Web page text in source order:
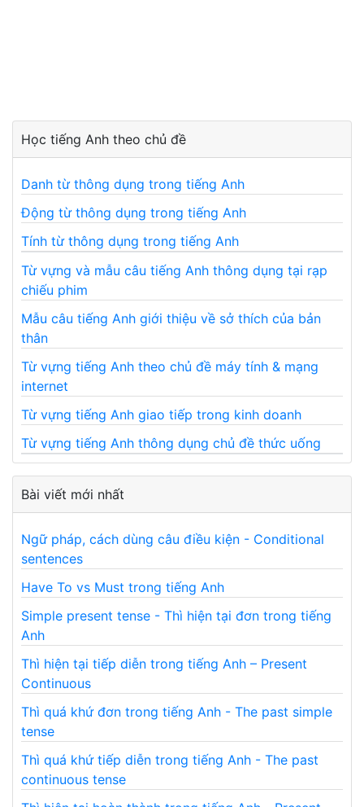
Học tiếng Anh theo chủ đề
Danh từ thông dụng trong tiếng Anh
Động từ thông dụng trong tiếng Anh
Tính từ thông dụng trong tiếng Anh
Từ vựng và mẫu câu tiếng Anh thông dụng tại rạp
chiếu phim
Mẫu câu tiếng Anh giới thiệu về sở thích của bản
thân
Từ vựng tiếng Anh theo chủ đề máy tính & mạng
internet
Từ vựng tiếng Anh giao tiếp trong kinh doanh
Từ vựng tiếng Anh thông dụng chủ đề thức uống
Bài viết mới nhất
Ngữ pháp, cách dùng câu điều kiện - Conditional
sentences
Have To vs Must trong tiếng Anh
Simple present tense - Thì hiện tại đơn trong tiếng
Anh
Thì hiện tại tiếp diễn trong tiếng Anh – Present
Continuous
Thì quá khứ đơn trong tiếng Anh - The past simple
tense
Thì quá khứ tiếp diễn trong tiếng Anh - The past
continuous tense